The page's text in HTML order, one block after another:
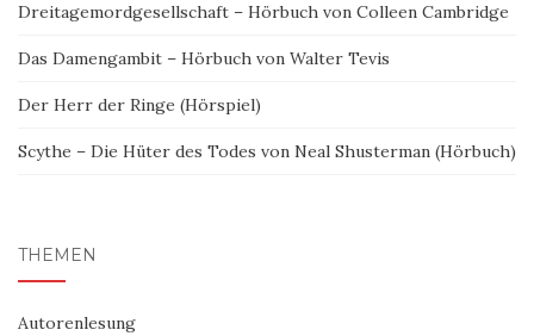
Dreitagemordgesellschaft – Hörbuch von Colleen Cambridge
Das Damengambit – Hörbuch von Walter Tevis
Der Herr der Ringe (Hörspiel)
Scythe – Die Hüter des Todes von Neal Shusterman (Hörbuch)
THEMEN
Autorenlesung